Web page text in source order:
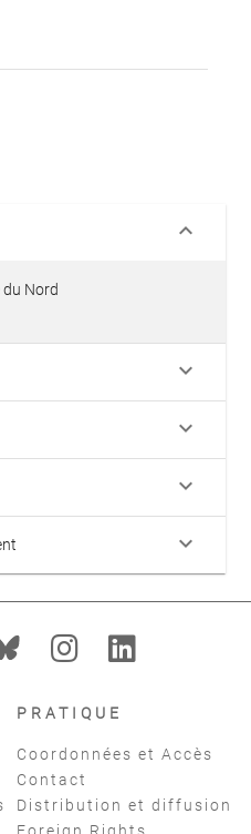
keyboard_arrow_down
du Nord
keyboard_arrow_down
keyboard_arrow_down
keyboard_arrow_down
keyboard_arrow_down
PRATIQUE
Coordonnées et Accès
Contact
Distribution et diffusion
Foreign Rights